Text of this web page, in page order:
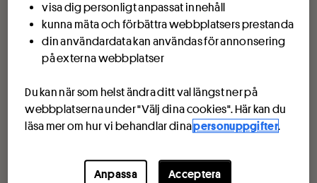
visa dig personligt anpassat innehåll
kunna mäta och förbättra webbplatsers prestanda
din användardata kan användas för annonsering
på externa webbplatser
Du kan när som helst ändra ditt val längst ner på
webbplatserna under "Välj dina cookies". Här kan du
läsa mer om hur vi behandlar dinapersonuppgifter.
Anpassa Acceptera